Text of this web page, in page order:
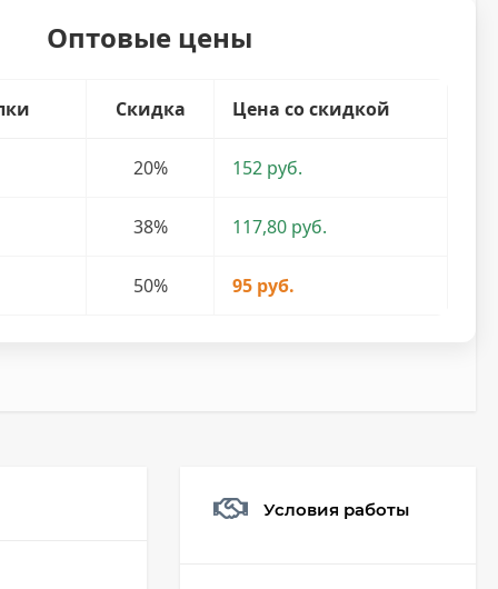
Оптовые цены
Скидка Цена со скидкой
20% 152 руб.
38% 117,80 руб.
50% 95 руб.
Условия работы